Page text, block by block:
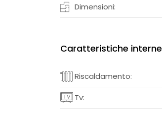
Dimensioni:
Caratteristiche interne
Riscaldamento:
Tv: